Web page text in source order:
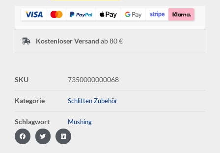
Kostenloser Versand ab 80 €
SKU 7350000000068
Kategorie Schlitten Zubehör
Schlagwort Mushing